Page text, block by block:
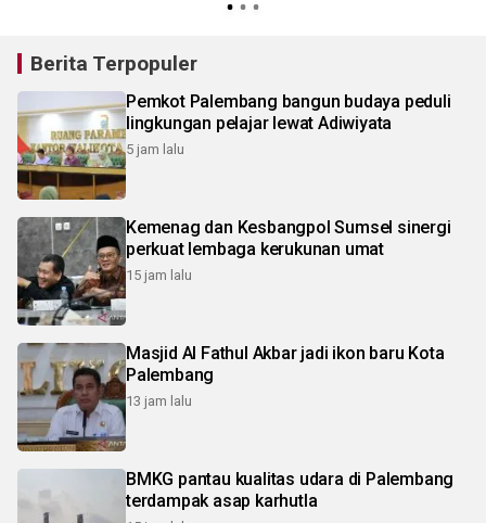
Berita Terpopuler
Pemkot Palembang bangun budaya peduli
lingkungan pelajar lewat Adiwiyata
5 jam lalu
Kemenag dan Kesbangpol Sumsel sinergi
perkuat lembaga kerukunan umat
15 jam lalu
Masjid Al Fathul Akbar jadi ikon baru Kota
Palembang
13 jam lalu
BMKG pantau kualitas udara di Palembang
terdampak asap karhutla